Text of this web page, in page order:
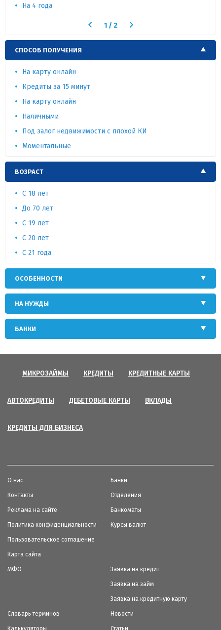
На 4 года
1/ 2
СПОСОБ ПОЛУЧЕНИЯ
На карту онлайн
Кредиты за 15 минут
На карту онлайн
Наличными
Под залог недвижимости с плохой КИ
Моментальные
ВОЗРАСТ
C 18 лет
До 70 лет
С 19 лет
C 20 лет
С 21 года
ОСОБЕННОСТИ
НА НУЖДЫ
БАНКИ
МИКРОЗАЙМЫ КРЕДИТЫ КРЕДИТНЫЕ КАРТЫ
АВТОКРЕДИТЫ ДЕБЕТОВЫЕ КАРТЫ ВКЛАДЫ
КРЕДИТЫ ДЛЯ БИЗНЕСА
О нас
Контакты
Реклама на сайте
Политика конфиденциальности
Пользовательское соглашение
Карта сайта
Банки
Отделения
Банкоматы
Курсы валют
МФО Заявка на кредит
Заявка на займ
Заявка на кредитную карту
Словарь терминов
Калькуляторы
Новости
Статьи